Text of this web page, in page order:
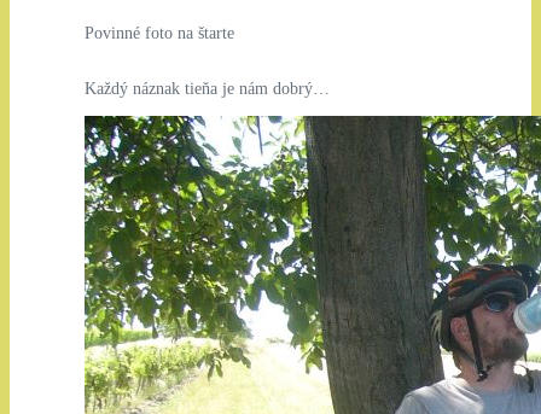
Povinné foto na štarte
Každý náznak tieňa je nám dobrý…